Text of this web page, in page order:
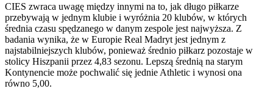
CIES zwraca uwagę między innymi na to, jak długo piłkarze
przebywają w jednym klubie i wyróżnia 20 klubów, w których
średnia czasu spędzanego w danym zespole jest najwyższa. Z
badania wynika, że w Europie Real Madryt jest jednym z
najstabilniejszych klubów, ponieważ średnio piłkarz pozostaje w
stolicy Hiszpanii przez 4,83 sezonu. Lepszą średnią na starym
Kontynencie może pochwalić się jednie Athletic i wynosi ona
równo 5,00.